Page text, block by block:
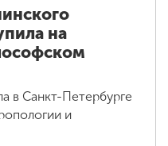
на
в Санкт-Петербурге
и